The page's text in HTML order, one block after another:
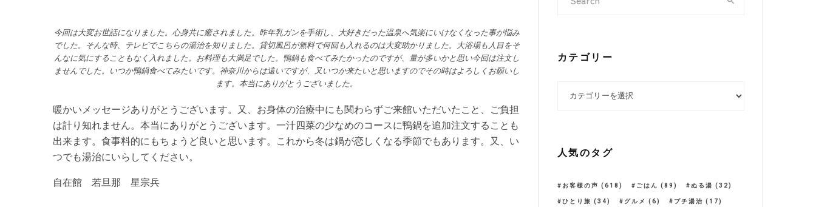
今回は大変お世話になりました。心身共に癒されました。昨年乳ガンを手術し、大好きだった温泉へ気楽にいけなくなった事が悩み
でした。そんな時、テレビでこちらの湯治を知りました。貸切風呂が無料で何回も入れるのは大変助かりました。大浴場も人目をそ
んなに気にすることもなく入れました。お料理も大満足でした。鴨鍋も食べてみたかったのですが、量が多いかと思い今回は注文し
ませんでした。いつか鴨鍋食べてみたいです。神奈川からは遠いですが、又いつか来たいと思いますのでその時はよろしくお願いし
ます。本当にありがとうございました。
暖かいメッセージありがとうございます。又、お身体の治療中にも関わらずご来館いただいたこと、ご負担
は計り知れません。本当にありがとうございます。一汁四菜の少なめのコースに鴨鍋を追加注文することも
出来ます。食事料的にもちょうど良いと思います。これから冬は鍋が恋しくなる季節でもあります。又、い
つでも湯治にいらしてください。
自在館 若旦那 星宗兵
カテゴリー
人気のタグ
お客様の声 (618) ごはん (89) ぬる湯 (32)
ひとり旅 (34) グルメ (6) プチ湯治 (17)